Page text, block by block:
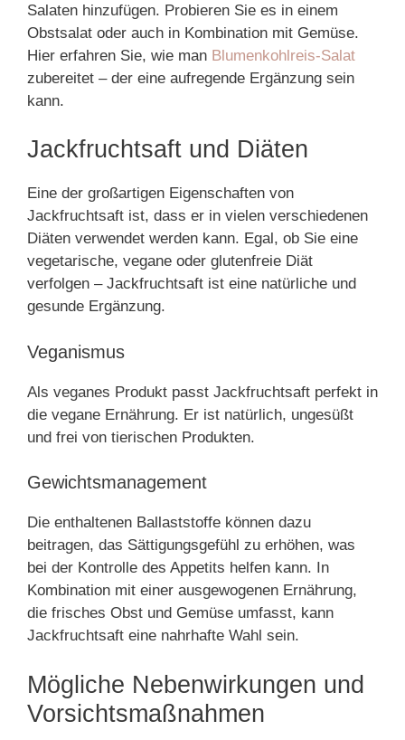
Salaten hinzufügen. Probieren Sie es in einem
Obstsalat oder auch in Kombination mit Gemüse.
Hier erfahren Sie, wie man Blumenkohlreis-Salat
zubereitet – der eine aufregende Ergänzung sein
kann.
Jackfruchtsaft und Diäten
Eine der großartigen Eigenschaften von
Jackfruchtsaft ist, dass er in vielen verschiedenen
Diäten verwendet werden kann. Egal, ob Sie eine
vegetarische, vegane oder glutenfreie Diät
verfolgen – Jackfruchtsaft ist eine natürliche und
gesunde Ergänzung.
Veganismus
Als veganes Produkt passt Jackfruchtsaft perfekt in
die vegane Ernährung. Er ist natürlich, ungesüßt
und frei von tierischen Produkten.
Gewichtsmanagement
Die enthaltenen Ballaststoffe können dazu
beitragen, das Sättigungsgefühl zu erhöhen, was
bei der Kontrolle des Appetits helfen kann. In
Kombination mit einer ausgewogenen Ernährung,
die frisches Obst und Gemüse umfasst, kann
Jackfruchtsaft eine nahrhafte Wahl sein.
Mögliche Nebenwirkungen und
Vorsichtsmaßnahmen